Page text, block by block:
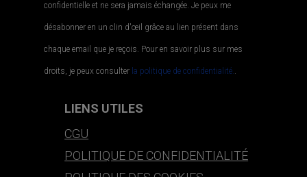
confidentielle et ne sera jamais échangée. Je peux me
désabonner en un clin d'œil grâce au lien présent dans
chaque email que je reçois. Pour en savoir plus sur mes
droits, je peux consulter la politique de confidentialité..
LIENS UTILES
CGU
POLITIQUE DE CONFIDENTIALITÉ